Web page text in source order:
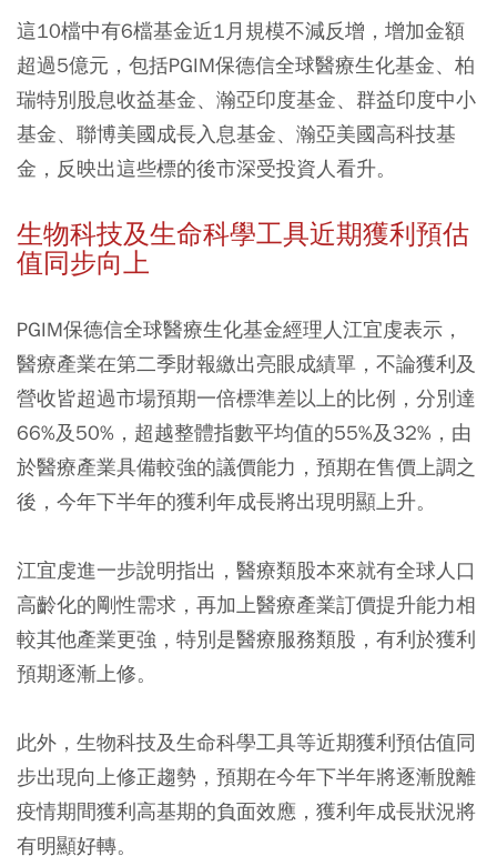
這10檔中有6檔基金近1月規模不減反增，增加金額
超過5億元，包括PGIM保德信全球醫療生化基金、柏
瑞特別股息收益基金、瀚亞印度基金、群益印度中小
基金、聯博美國成長入息基金、瀚亞美國高科技基
金，反映出這些標的後市深受投資人看升。
生物科技及生命科學工具近期獲利預估
值同步向上
PGIM保德信全球醫療生化基金經理人江宜虔表示，
醫療產業在第二季財報繳出亮眼成績單，不論獲利及
營收皆超過市場預期一倍標準差以上的比例，分別達
66%及50%，超越整體指數平均值的55%及32%，由
於醫療產業具備較強的議價能力，預期在售價上調之
後，今年下半年的獲利年成長將出現明顯上升。
江宜虔進一步說明指出，醫療類股本來就有全球人口
高齡化的剛性需求，再加上醫療產業訂價提升能力相
較其他產業更強，特別是醫療服務類股，有利於獲利
預期逐漸上修。
此外，生物科技及生命科學工具等近期獲利預估值同
步出現向上修正趨勢，預期在今年下半年將逐漸脫離
疫情期間獲利高基期的負面效應，獲利年成長狀況將
有明顯好轉。